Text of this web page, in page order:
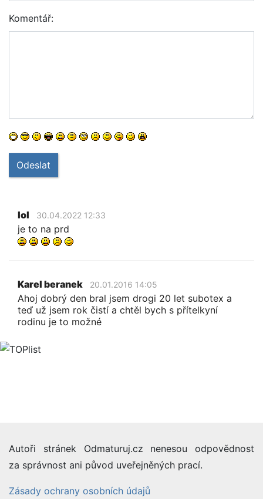
Komentář:
Odeslat
lol 30.04.2022 12:33
je to na prd
Karel beranek 20.01.2016 14:05
Ahoj dobrý den bral jsem drogi 20 let subotex a
teď už jsem rok čistí a chtěl bych s přítelkyní
rodinu je to možné
Autoři stránek Odmaturuj.cz nenesou odpovědnost
za správnost ani původ uveřejněných prací.
Zásady ochrany osobních údajů